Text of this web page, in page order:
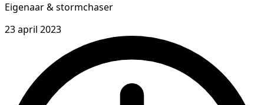
Eigenaar & stormchaser
23 april 2023